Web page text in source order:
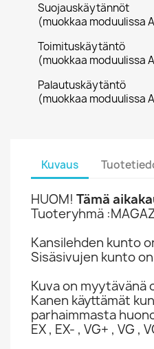
Suojauskäytännöt
(muokkaa moduulissa
Toimituskäytäntö
(muokkaa moduulissa
Palautuskäytäntö
(muokkaa moduulissa
Kuvaus
HUOM! Tämä
Tuoteryhmä
Kansilehden kunto
Sisäsivujen kunto on
Kuva on
Kanen käyttämät
parhaimmasta
EX , EX- , VG+ , VG ,